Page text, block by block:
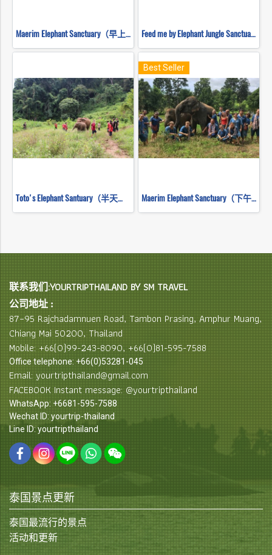
Maerim Elephant Sanctuary（早上半天） Feed me by Elephant Jungle Sanctuary
Toto's Elephant Santuary（半天早上）
Best Seller
Maerim Elephant Sanctuary（下午半天）
联系我们:YOURTRIPTHAILAND BY SM TRAVEL
公司地址 :
87–95 Rajchadamnuen Road, Tambon Prasing, Amphur Muang,
Chiang Mai 50200, Thailand
Mobile: +66(0)99-243-8090, +66(0)81-595-7588
Office telephone: +66(0)53281-045
Email: yourtripthailand@gmail.com
FACEBOOK Instant message: @yourtripthailand
WhatsApp: +6681-595-7588
Wechat ID: yourtrip-thailand
Line ID: yourtripthailand
泰国景点更新
泰国最流行的景点
活动和更新